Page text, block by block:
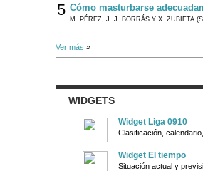
5 Cómo masturbarse
M. PÉREZ, J. J. BORRÁS Y X. ZUBIETA
Ver más »
WIDGETS
Widget Liga 0910
Clasificación,
Widget El tiempo
Situación actual y